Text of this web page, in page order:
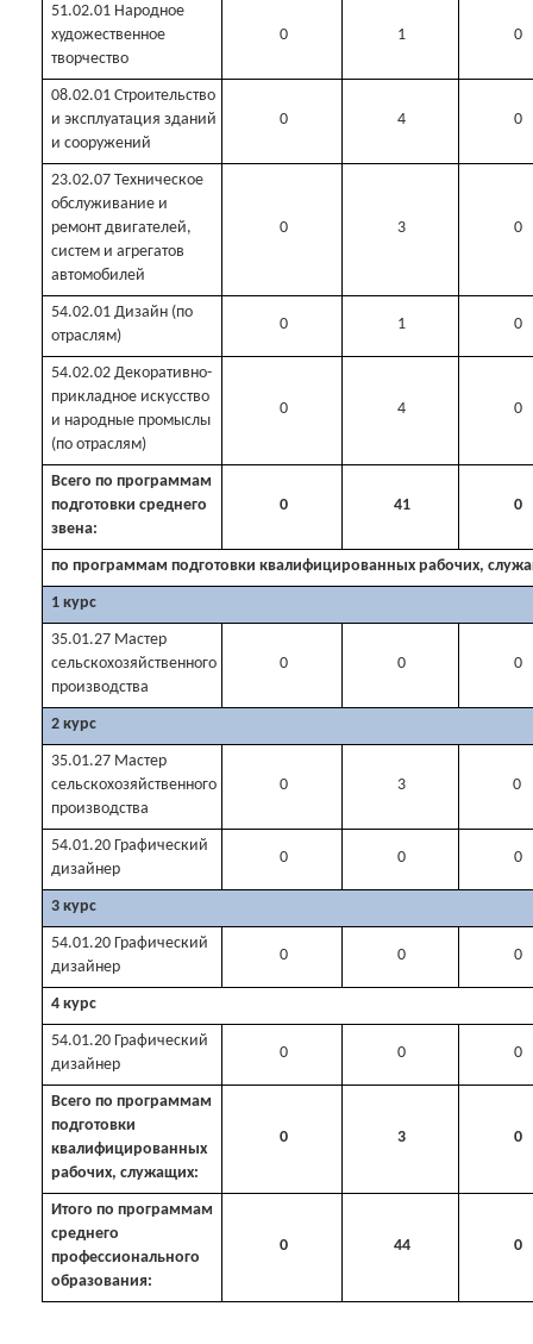
51.02.01 Народное
художественное
творчество
0 1 0
08.02.01 Строительство
и эксплуатация зданий
и сооружений
0 4 0
23.02.07 Техническое
обслуживание и
ремонт двигателей,
систем и агрегатов
автомобилей
0 3 0
54.02.01 Дизайн (по
отраслям)
0 1 0
54.02.02 Декоративно-
прикладное искусство
и народные промыслы
(по отраслям)
0 4 0
Всего по программам
подготовки среднего
звена:
0 41 0
по программам подготовки квалифицированных рабочих,
1 курс
35.01.27 Мастер
сельскохозяйственного
производства
0 0 0
2 курс
35.01.27 Мастер
сельскохозяйственного
производства
0 3 0
54.01.20 Графический
дизайнер
0 0 0
3 курс
54.01.20 Графический
дизайнер
0 0 0
4 курс
54.01.20 Графический
дизайнер
0 0 0
Всего по программам
подготовки
квалифицированных
рабочих, служащих:
0 3 0
Итого по программам
среднего
профессионального
образования:
0 44 0